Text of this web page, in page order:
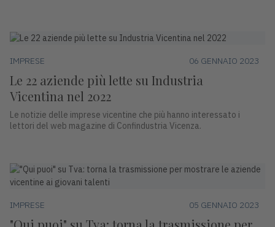
IMPRESE 06 GENNAIO 2023
Le 22 aziende più lette su Industria
Vicentina nel 2022
Le notizie delle imprese vicentine che più hanno interessato i
lettori del web magazine di Confindustria Vicenza.
IMPRESE 05 GENNAIO 2023